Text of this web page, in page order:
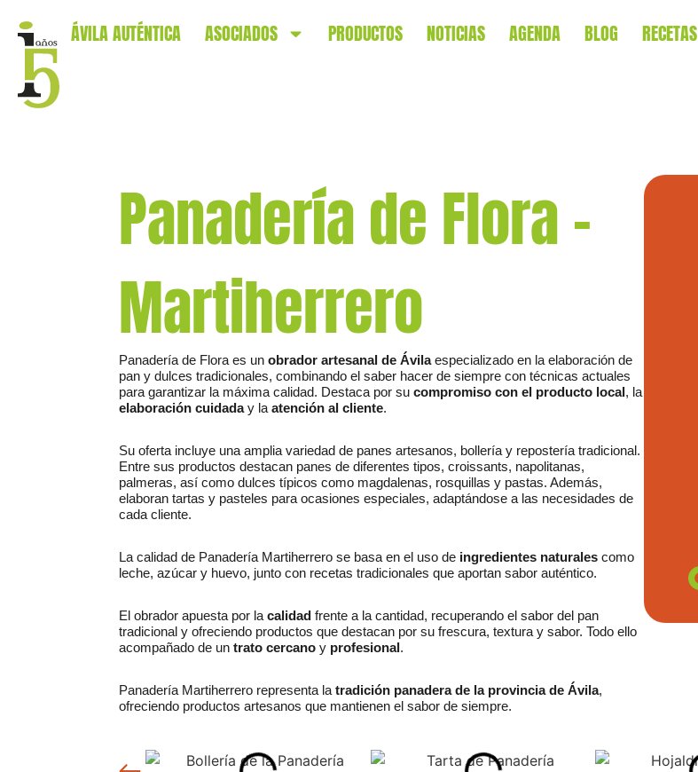
ÁVILA AUTÉNTICA ASOCIADOS PRODUCTOS NOTICIAS AGENDA BLOG RECETAS
Panadería de Flora –
Martiherrero
Panadería de Flora es unobrador artesanal de Ávilaespecializado en la elaboración de
pan y dulces tradicionales, combinando el saber hacer de siempre con técnicas actuales
para garantizar la máxima calidad. Destaca por sucompromiso con el producto local, la
elaboración cuidaday laatención al cliente.
Su oferta incluye una amplia variedad de panes artesanos, bollería y repostería tradicional.
Entre sus productos destacan panes de diferentes tipos, croissants, napolitanas,
palmeras, así como dulces típicos como magdalenas, rosquillas y pastas. Además,
elaboran tartas y pasteles para ocasiones especiales, adaptándose a las necesidades de
cada cliente.
La calidad de Panadería Martiherrero se basa en el uso de ingredientes naturales como
leche, azúcar y huevo, junto con recetas tradicionales que aportan sabor auténtico.
El obrador apuesta por lacalidad frente a la cantidad, recuperando el sabor del pan
tradicional y ofreciendo productos que destacan por su frescura, textura y sabor. Todo ello
acompañado de untrato cercano y profesional.
Panadería Martiherrero representa latradición panadera de la provincia de Ávila,
ofreciendo productos artesanos que mantienen el sabor de siempre.